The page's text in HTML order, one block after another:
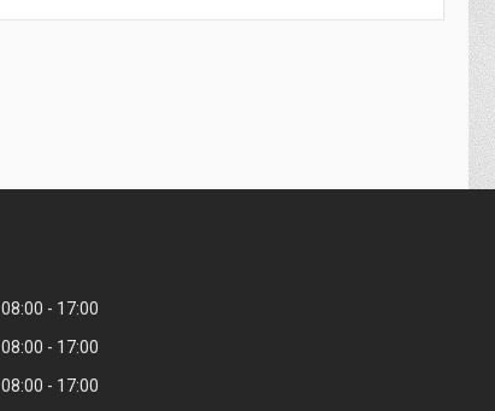
08:00
17:00
08:00
17:00
08:00
17:00